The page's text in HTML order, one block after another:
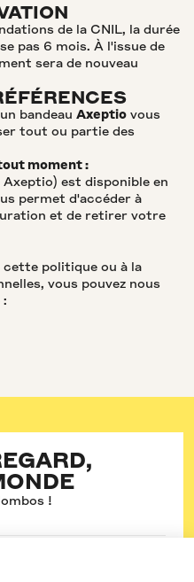
de la CNIL, la durée
pas 6 mois. À l'issue de
sera de nouveau
bandeau Axeptio vous
tout ou partie des
moment :
est disponible en
permet d'accéder à
et de retirer votre
politique ou à la
vous pouvez nous
!